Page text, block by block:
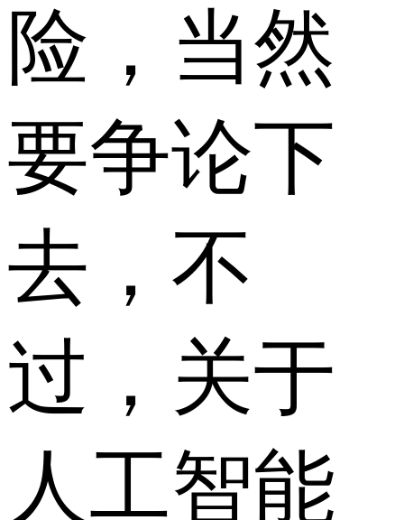
险，当然
要争论下
去，不
过，关于
人工智能